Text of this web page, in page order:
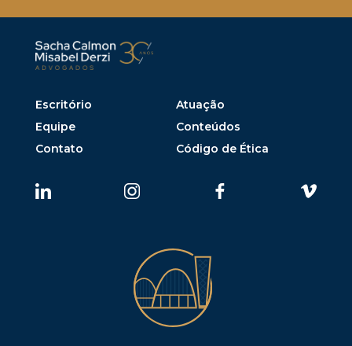
Escritório
Atuação
Equipe
Conteúdos
Contato
Código de Ética